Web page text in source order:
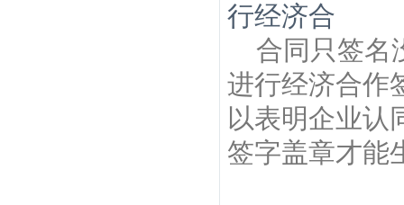
行经济合
合同只签名
进行经济合作
以表明企业认
签字盖章才能